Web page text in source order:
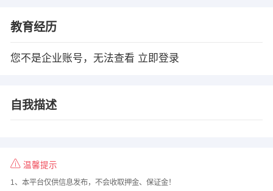
教育经历
您不是企业账号，无法查看 立即登录
自我描述
温馨提示
1、本平台仅供信息发布，不会收取押金、保证金！